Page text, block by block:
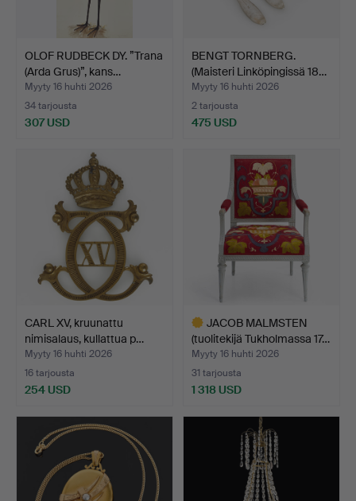
OLOF RUDBECK DY. ”Trana
(Arda Grus)”, kans…
Myyty 16 huhti 2026
34 tarjousta
307 USD
BENGT TORNBERG.
(Maisteri Linköpingissä 18…
Myyty 16 huhti 2026
2 tarjousta
475 USD
CARL XV, kruunattu
nimisalaus, kullattua p…
Myyty 16 huhti 2026
16 tarjousta
254 USD
JACOB MALMSTEN
(tuolitekijä Tukholmassa 17…
Myyty 16 huhti 2026
31 tarjousta
1 318 USD